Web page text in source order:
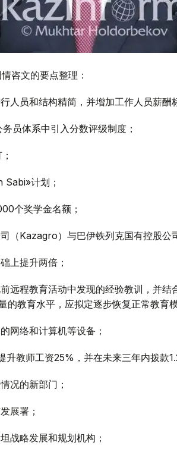
咨文的要点整理：
人员和结构精简，并增加工作人员薪酬
员体系中引入分数评级制度；
Sabi»计划；
个奖学金名额；
（Kazagro）与巴伊铁列克国有控股公
上提升两倍；
远程教育活动中发现的经验教训，并
的教育水平，应拟定逐步恢复正常教育
网络和计算机等设备；
升教师工资25%，并在未来三年内拨款
况的新部门；
展署；
战略发展和规划机构；